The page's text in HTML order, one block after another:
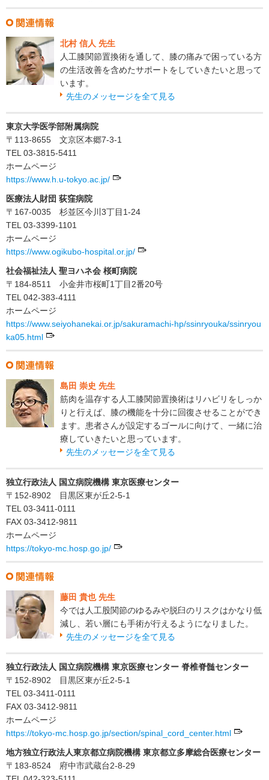
北村 信人 先生
人工膝関節置換術を通して、膝の痛みで困っている方
の生活改善を含めたサポートをしていきたいと思って
います。
先生のメッセージを全て見る
東京大学医学部附属病院
〒113-8655 文京区本郷7-3-1
TEL 03-3815-5411
ホームページ
https://www.h.u-tokyo.ac.jp/
医療法人財団 荻窪病院
〒167-0035 杉並区今川3丁目1-24
TEL 03-3399-1101
ホームページ
https://www.ogikubo-hospital.or.jp/
社会福祉法人 聖ヨハネ会 桜町病院
〒184-8511 小金井市桜町1丁目2番20号
TEL 042-383-4111
ホームページ
https://www.seiyohanekai.or.jp/sakuramachi-hp/ssinryouka/ssinryou
ka05.html
島田 崇史 先生
筋肉を温存する人工膝関節置換術はリハビリをしっか
りと行えば、膝の機能を十分に回復させることができ
ます。患者さんが設定するゴールに向けて、一緒に治
療していきたいと思っています。
先生のメッセージを全て見る
独立行政法人 国立病院機構 東京医療センター
〒152-8902 目黒区東が丘2-5-1
TEL 03-3411-0111
FAX 03-3412-9811
ホームページ
https://tokyo-mc.hosp.go.jp/
藤田 貴也 先生
今では人工股関節のゆるみや脱臼のリスクはかなり低
減し、若い層にも手術が行えるようになりました。
先生のメッセージを全て見る
独立行政法人 国立病院機構 東京医療センター 脊椎脊髄センター
〒152-8902 目黒区東が丘2-5-1
TEL 03-3411-0111
FAX 03-3412-9811
ホームページ
https://tokyo-mc.hosp.go.jp/section/spinal_cord_center.html
地方独立行政法人東京都立病院機構 東京都立多摩総合医療センター
〒183-8524 府中市武蔵台2-8-29